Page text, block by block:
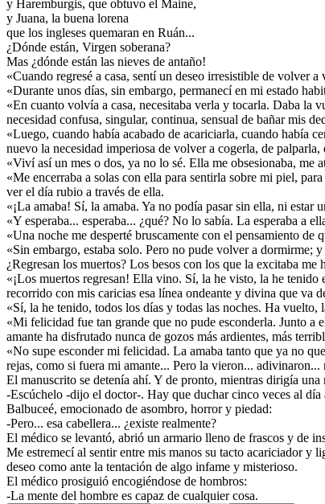
y Haremburgis, que obtuvo el Maine,
y Juana, la buena lorena
que los ingleses quemaran en Ruán...
¿Dónde están, Virgen soberana?
Mas ¿dónde están las nieves de antaño!
«Cuando regresé a casa, sentí un deseo irresistible de volver
«Durante unos días, sin embargo, permanecí en mi estado
«En cuanto volvía a casa, necesitaba verla y tocarla. Daba la
necesidad confusa, singular, continua, sensual de bañar mis
«Luego, cuando había acabado de acariciarla, cuando había
nuevo la necesidad imperiosa de volver a cogerla, de
«Viví así un mes o dos, ya no lo sé. Ella me obsesionaba, me
«Me encerraba a solas con ella para sentirla sobre mi piel,
ver el día rubio a través de ella.
«¡La amaba! Sí, la amaba. Ya no podía pasar sin ella, ni estar
«Y esperaba... esperaba... ¿qué? No lo sabía. La esperaba a
«Una noche me desperté bruscamente con el pensamiento de
«Sin embargo, estaba solo. Pero no pude volver a dormirme;
¿Regresan los muertos? Los besos con los que la excitaba
«¡Los muertos regresan! Ella vino. Sí, la he visto, la he
recorrido con mis caricias esa línea ondeante y divina que va
«Sí, la he tenido, todos los días y todas las noches. Ha
«Mi felicidad fue tan grande que no pude esconderla. Junto
amante ha disfrutado nunca de gozos más ardientes, más
«No supe esconder mi felicidad. La amaba tanto que ya no
rejas, como si fuera mi amante... Pero la vieron...
El manuscrito se detenía ahí. Y de pronto, mientras dirigía
-Escúchelo -dijo el doctor-. Hay que duchar cinco veces al
Balbuceé, emocionado de asombro, horror y piedad:
-Pero... esa cabellera... ¿existe realmente?
El médico se levantó, abrió un armario lleno de frascos y de
Me estremecí al sentir entre mis manos su tacto acariciador y
deseo como ante la tentación de algo infame y misterioso.
El médico prosiguió encogiéndose de hombros:
-La mente del hombre es capaz de cualquier cosa.